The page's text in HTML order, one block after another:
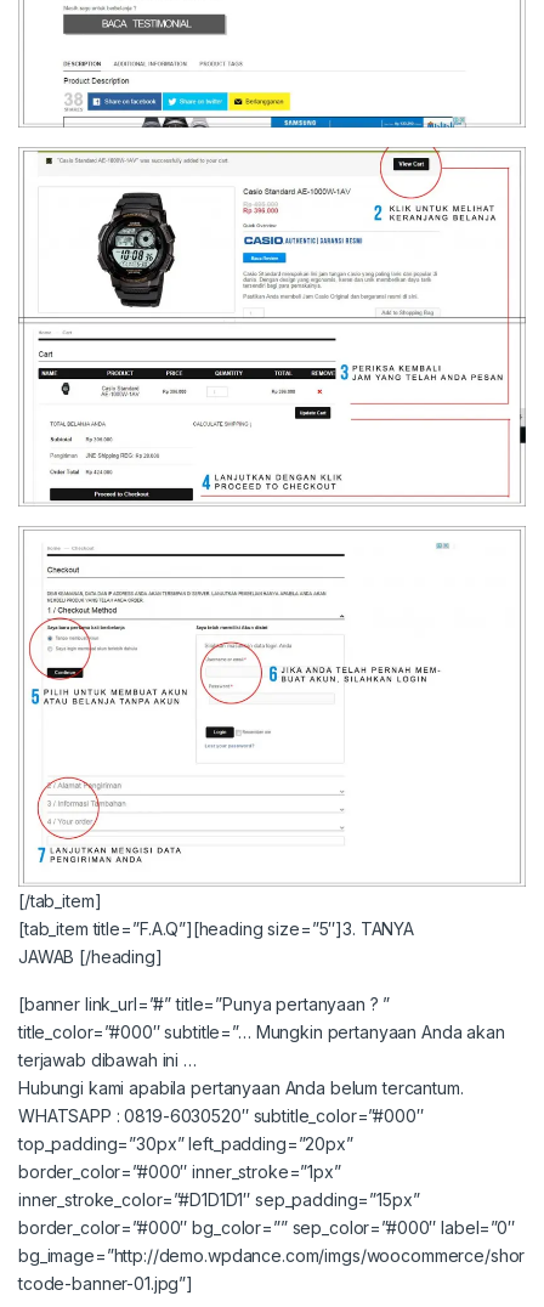
[/tab_item]
[tab_item title=”F.A.Q”][heading size=”5″]3. TANYA
JAWAB [/heading]
[banner link_url=”#” title=”Punya pertanyaan ? ”
title_color=”#000″ subtitle=”… Mungkin pertanyaan Anda akan
terjawab dibawah ini …
Hubungi kami apabila pertanyaan Anda belum tercantum.
WHATSAPP : 0819-6030520″ subtitle_color=”#000″
top_padding=”30px” left_padding=”20px”
border_color=”#000″ inner_stroke=”1px”
inner_stroke_color=”#D1D1D1″ sep_padding=”15px”
border_color=”#000″ bg_color=”” sep_color=”#000″ label=”0″
bg_image=”http://demo.wpdance.com/imgs/woocommerce/shor
tcode-banner-01.jpg”]